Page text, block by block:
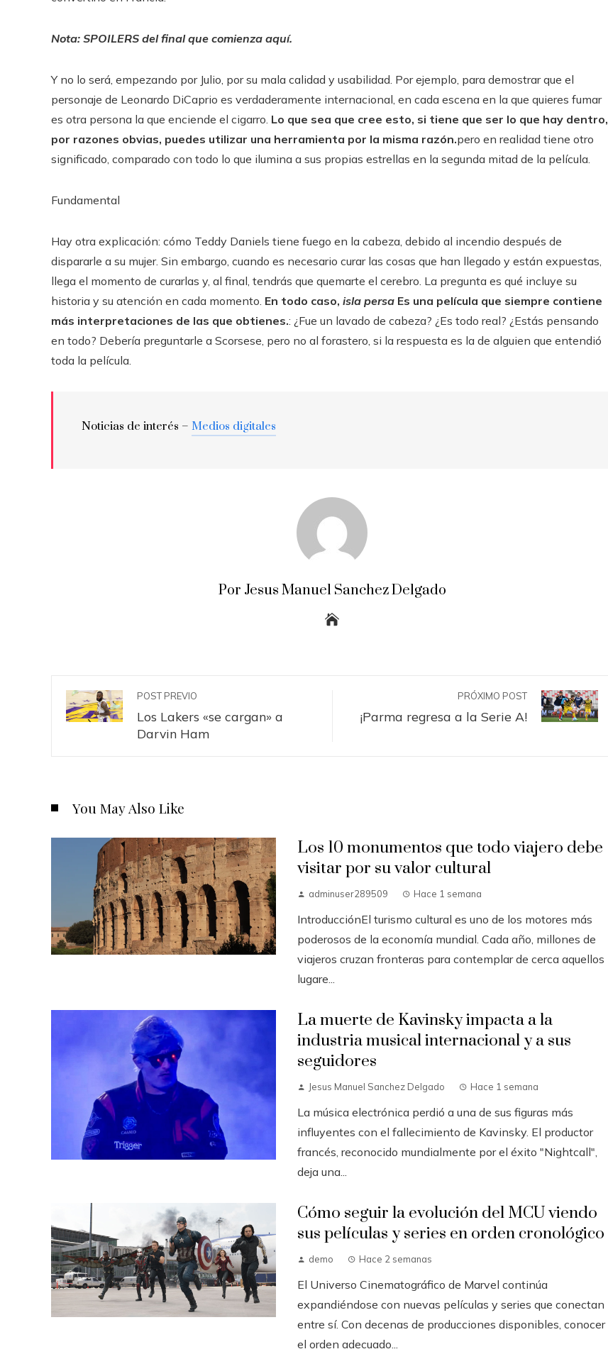
Nota: SPOILERS del final que comienza aquí.
Y no lo será, empezando por Julio, por su mala calidad y usabilidad. Por ejemplo, para demostrar que el
personaje de Leonardo DiCaprio es verdaderamente internacional, en cada escena en la que quieres fumar
es otra persona la que enciende el cigarro. Lo que sea que cree esto, si tiene que ser lo que hay dentro,
por razones obvias, puedes utilizar una herramienta por la misma razón.pero en realidad tiene otro
significado, comparado con todo lo que ilumina a sus propias estrellas en la segunda mitad de la película.
Fundamental
Hay otra explicación: cómo Teddy Daniels tiene fuego en la cabeza, debido al incendio después de
dispararle a su mujer. Sin embargo, cuando es necesario curar las cosas que han llegado y están expuestas,
llega el momento de curarlas y, al final, tendrás que quemarte el cerebro. La pregunta es qué incluye su
historia y su atención en cada momento. En todo caso, isla persa Es una película que siempre contiene
más interpretaciones de las que obtienes.: ¿Fue un lavado de cabeza? ¿Es todo real? ¿Estás pensando
en todo? Debería preguntarle a Scorsese, pero no al forastero, si la respuesta es la de alguien que entendió
toda la película.
Noticias de interés – Medios digitales
Por Jesus Manuel Sanchez Delgado
POST PREVIO
Los Lakers «se cargan» a
Darvin Ham
PRÓXIMO POST
¡Parma regresa a la Serie A!
You May Also Like
Los 10 monumentos que todo viajero debe
visitar por su valor cultural
adminuser289509 Hace 1 semana
IntroducciónEl turismo cultural es uno de los motores más
poderosos de la economía mundial. Cada año, millones de
viajeros cruzan fronteras para contemplar de cerca aquellos
lugare...
La muerte de Kavinsky impacta a la
industria musical internacional y a sus
seguidores
Jesus Manuel Sanchez Delgado Hace 1 semana
La música electrónica perdió a una de sus figuras más
influyentes con el fallecimiento de Kavinsky. El productor
francés, reconocido mundialmente por el éxito "Nightcall",
deja una...
Cómo seguir la evolución del MCU viendo
sus películas y series en orden cronológico
demo Hace 2 semanas
El Universo Cinematográfico de Marvel continúa
expandiéndose con nuevas películas y series que conectan
entre sí. Con decenas de producciones disponibles, conocer
el orden adecuado...